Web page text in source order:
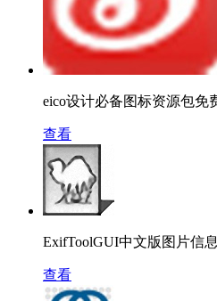
eico设计必备图标资源包免
查看
ExifToolGUI中文版图片信
查看